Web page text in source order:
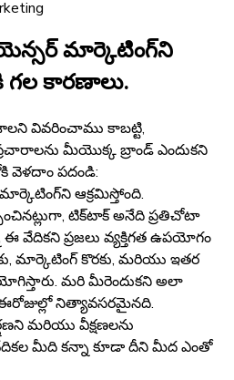
మార్కెటింగ్‌ని
కారణాలు.
వివరించాము కాబట్టి,
మీయొక్క బ్రాండ్ ఎందుకని
పదండి:
ఆక్రమిస్తోంది.
టిక్‌టాక్ అనేది ప్రతిచోటా
ఈ వేదికని ప్రజలు వ్యక్తిగత ఉపయోగం
మార్కెటింగ్ కొరకు, మరియు ఇతర
మరి మీరెందుకని అలా
నిత్యావసరమైనది.
మరియు వీక్షణలను
మీది కన్నా కూడా దీని మీద ఎంతో